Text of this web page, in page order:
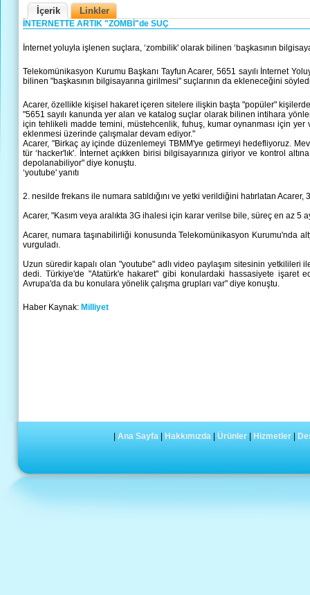
İçerik Linkler
İNTERNETTE ARTIK "ZOMBİ"de SUÇ
İnternet yoluyla işlenen suçlara, ‘zombilik' olarak bilinen ‘başkasının
Telekomünikasyon Kurumu Başkanı Tayfun Acarer, 5651 sayılı İnternet
bilinen "başkasının bilgisayarına girilmesi" suçlarının da ekleneceğini
Acarer, özellikle kişisel hakaret içeren sitelere ilişkin başta "popüler"
"5651 sayılı kanunda yer alan ve katalog suçlar olarak bilinen intihara
için tehlikeli madde temini, müstehcenlik, fuhuş, kumar oynanması için
eklenmesi üzerinde çalışmalar devam ediyor."
Acarer, "Birkaç ay içinde düzenlemeyi TBMM'ye getirmeyi hedefliyoruz.
tür ‘hacker'lık'. İnternet açıkken birisi bilgisayarınıza giriyor ve kontrol
depolanabiliyor" diye konuştu.
‘youtube' yanıtı
2. nesilde frekans ile numara satıldığını ve yetki verildiğini hatırlatan
Acarer, "Kasım veya aralıkta 3G ihalesi için karar verilse bile, süreç en az 5
Acarer, numara taşınabilirliği konusunda Telekomünikasyon Kurumu'nda
vurguladı.
Uzun süredir kapalı olan "youtube" adlı video paylaşım sitesinin yetkilileri
dedi. Türkiye'de "Atatürk'e hakaret" gibi konulardaki hassasiyete işaret
Avrupa'da da bu konulara yönelik çalışma grupları var" diye konuştu.
Haber Kaynak: Milliyet
|Ana Sayfa Hakkımızda |Ürünler Hizmetler